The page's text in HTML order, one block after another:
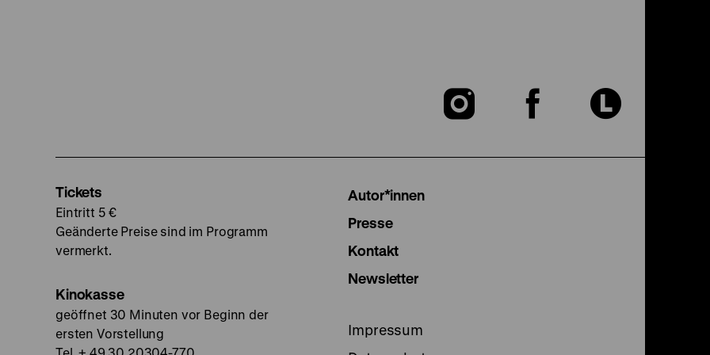
Zu
Zu
Zu
Tickets
Eintritt 5 €
Geänderte Preise sind im Programm
vermerkt.
Kinokasse
geöffnet 30 Minuten vor Beginn der
ersten Vorstellung
Autor*innen
Presse
Kontakt
Newsletter
Impressum